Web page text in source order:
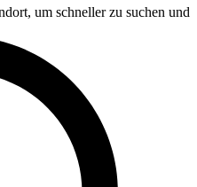
um schneller zu suchen und